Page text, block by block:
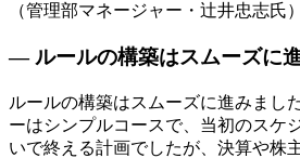
（管理部マネージャー・辻井忠志氏）
— ルールの構築はスムーズに進
ルールの構築はスムーズに進みまし
ーはシンプルコースで、当初のスケ
いで終える計画でしたが、決算や株